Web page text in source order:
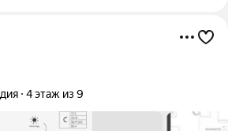
4 этаж из 9